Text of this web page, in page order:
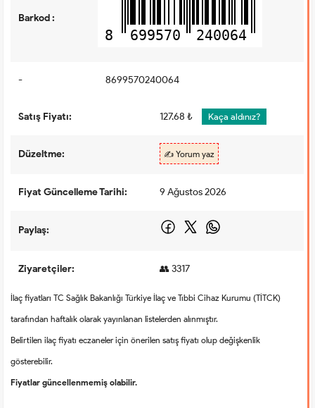
Barkod :
8 699570 240064
- 8699570240064
Satış Fiyatı: 127.68 ₺ Kaça aldınız?
Düzeltme: ✍️ Yorum yaz
Fiyat Güncelleme Tarihi: 9 Ağustos 2026
Paylaş:
Ziyaretçiler: 👥 3317
İlaç fiyatları TC Sağlık Bakanlığı Türkiye İlaç ve Tıbbi Cihaz Kurumu (TİTCK)
tarafından haftalık olarak yayınlanan listelerden alınmıştır.
Belirtilen ilaç fiyatı eczaneler için önerilen satış fiyatı olup değişkenlik
gösterebilir.
Fiyatlar güncellenmemiş olabilir.